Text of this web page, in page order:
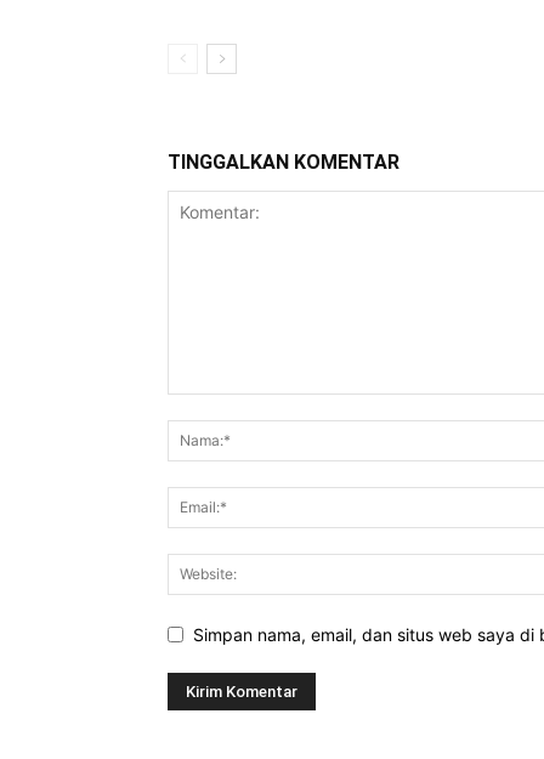
TINGGALKAN KOMENTAR
Simpan nama, email, dan situs web saya